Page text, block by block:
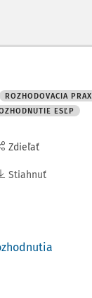
ROZHODOVACIA PRAX
ESĽP
Zdieľať
Stiahnuť